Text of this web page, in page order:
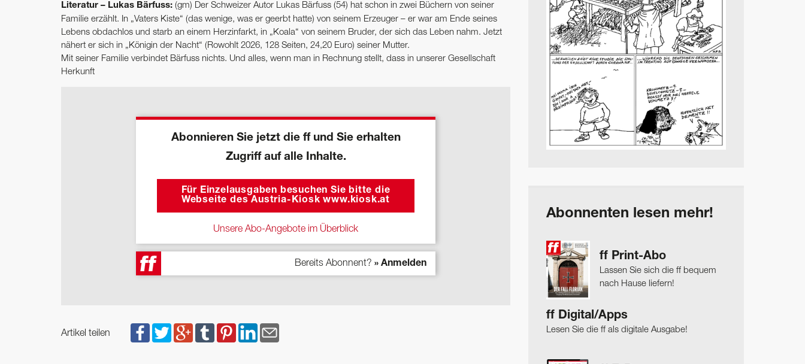
Literatur – Lukas Bärfuss: (gm) Der Schweizer Autor ­Lukas Bärfuss (54) hat schon in zwei Büchern von seiner
Familie erzählt. In „Vaters Kiste“ (das wenige, was er geerbt hatte) von seinem Erzeuger – er war am Ende seines
Lebens obdachlos und starb an einem Herzinfarkt, in „Koala“ von seinem Bruder, der sich das Leben nahm. Jetzt
nähert er sich in „Königin der Nacht“ (Rowohlt 2026, 128 Seiten, 24,20 Euro) seiner Mutter.
Mit seiner Familie verbindet Bärfuss nichts. Und alles, wenn man in Rechnung stellt, dass in unserer Gesellschaft
Herkunft
Abonnieren Sie jetzt die ff und Sie erhalten
Zugriff auf alle Inhalte.
Für Einzelausgaben besuchen Sie bitte die
Webseite des Austria-Kiosk www.kiosk.at
Unsere Abo-Angebote im Überblick
Bereits Abonnent? » Anmelden
Artikel teilen
Abonnenten lesen mehr!
ff Print-Abo
Lassen Sie sich die ff bequem
nach Hause liefern!
ff Digital/Apps
Lesen Sie die ff als digitale Ausgabe!